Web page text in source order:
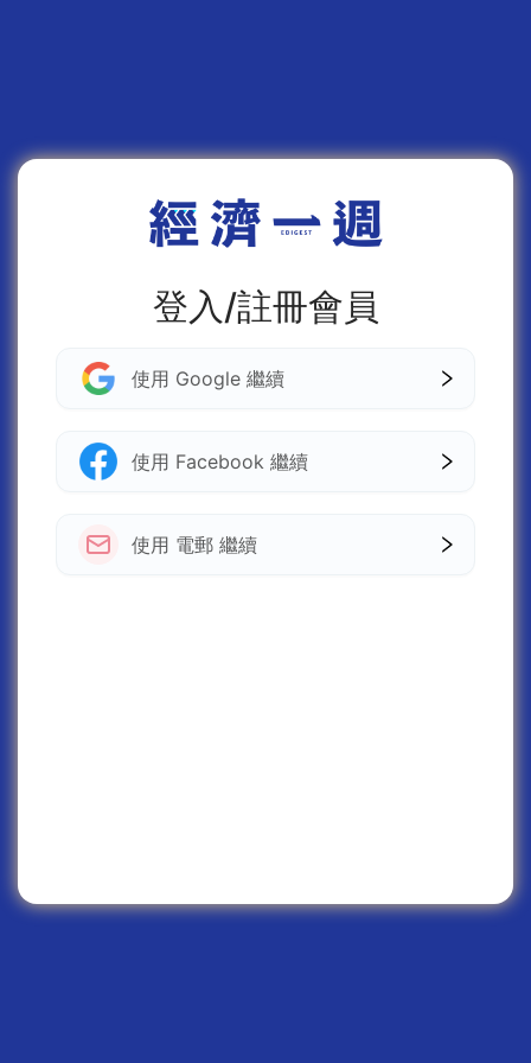
登入/註冊會員
使用 Google 繼續
使用 Facebook 繼續
使用 電郵 繼續